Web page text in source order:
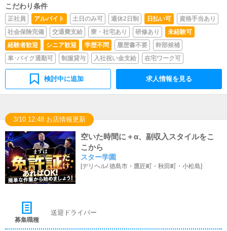
こだわり条件
正社員 アルバイト 土日のみ可 週休2日制 日払い可
資格手当あり
社会保険完備
交通費支給 寮・社宅あり 研修あり
未経験可
経験者歓迎
シニア歓迎 学歴不問 履歴書不要
幹部候補
車･バイク通勤可
制服貸与 入社祝い金支給 在宅ワーク可
検討中に追加 求人情報を見る
3/10 12:48 お店情報更新
空いた時間に＋α、副収入スタイルをこ
こから
スター学園
[デリヘル/徳島市・鷹匠町・秋田町・小松島]
募集職種
送迎ドライバー